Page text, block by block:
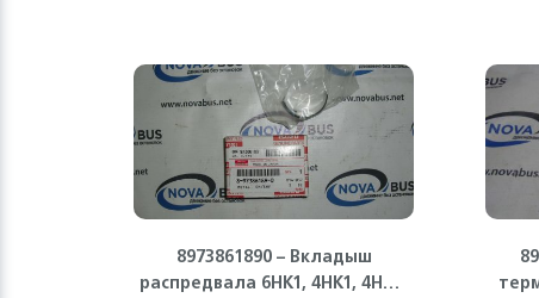
8973861890 – Вкладыш
распредвала 6HK1, 4HK1, 4HG1,